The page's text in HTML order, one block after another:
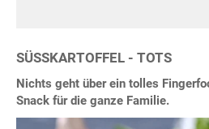
SÜSSKARTOFFEL - TOTS
Nichts geht über ein tolles
Snack für die ganze Familie.